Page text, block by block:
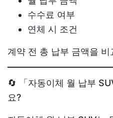
수수료 여부
연체 시 조건
계약 전 총 납부 금액을
🔄 「자동이체 월 납부
요?